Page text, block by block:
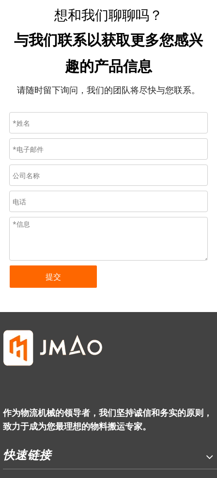
想和我们聊聊吗？
与我们联系以获取更多您感兴
趣的产品信息
请随时留下询问，我们的团队将尽快与您联系。
提交
作为物流机械的领导者，我们坚持诚信和务实的原则，
致力于成为您最理想的物料搬运专家。
快速链接